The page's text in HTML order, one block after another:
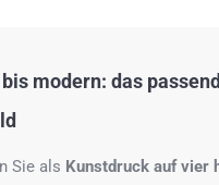
modern: das
Sie als Kunstdruck auf vier